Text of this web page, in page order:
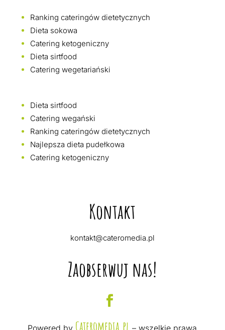
Ranking cateringów dietetycznych
Dieta sokowa
Catering ketogeniczny
Dieta sirtfood
Catering wegetariański
Dieta sirtfood
Catering wegański
Ranking cateringów dietetycznych
Najlepsza dieta pudełkowa
Catering ketogeniczny
Kontakt
kontakt@cateromedia.pl
Zaobserwuj nas!
Cateromedia.pl